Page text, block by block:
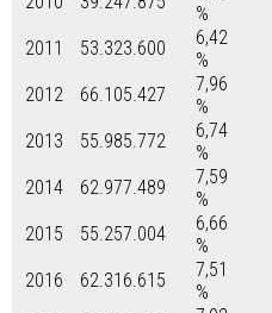
%
2011
53.323.600
6,42
%
2012
66.105.427
7,96
%
2013
55.985.772
6,74
%
2014
62.977.489
7,59
%
2015
55.257.004
6,66
%
2016
62.316.615
7,51
%